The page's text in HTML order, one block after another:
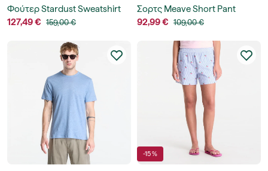
Φούτερ Stardust Sweatshirt
127,49 € 159,00 €
Σορτς Meave Short Pant
92,99 € 109,00 €
-15 %